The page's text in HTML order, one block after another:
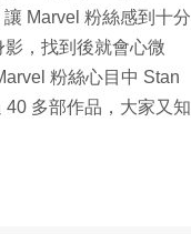
Marvel 粉絲感到十分
，找到後就會心微
粉絲心目中 Stan
多部作品，大家又知